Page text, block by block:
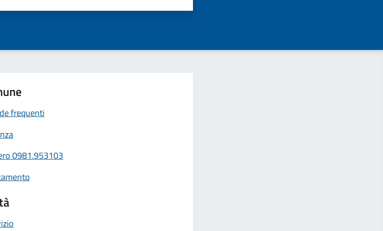
frequenti
0981.953103